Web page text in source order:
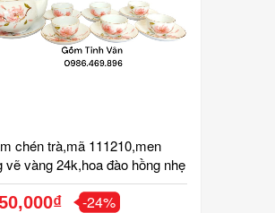
chén trà,mã 111210,men
vẽ vàng 24k,hoa đào hồng nhẹ
xảo ,dáng ấm tròn, sang
bát tràng,tinh vân
-24%